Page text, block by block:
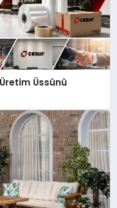
Üssünü